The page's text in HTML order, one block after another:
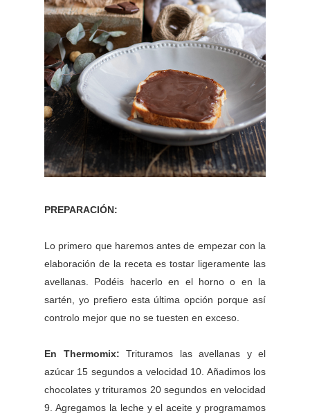
PREPARACIÓN:
Lo primero que haremos antes de empezar con la
elaboración de la receta es tostar ligeramente las
avellanas. Podéis hacerlo en el horno o en la
sartén, yo prefiero esta última opción porque así
controlo mejor que no se tuesten en exceso.
En Thermomix: Trituramos las avellanas y el
azúcar 15 segundos a velocidad 10. Añadimos los
chocolates y trituramos 20 segundos en velocidad
9. Agregamos la leche y el aceite y programamos